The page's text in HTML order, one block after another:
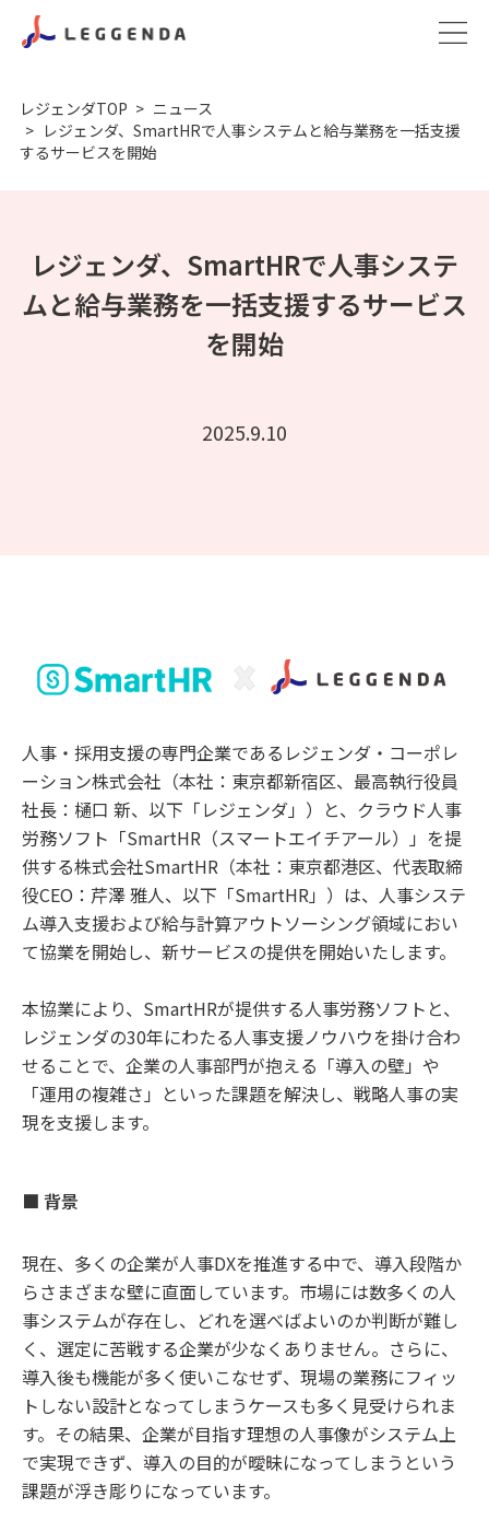
レジェンダTOP
ニュース
レジェンダ、SmartHRで人事システムと給与業務を一括支援
するサービスを開始
レジェンダ、SmartHRで人事システ
ムと給与業務を一括支援するサービス
を開始
2025.9.10
人事・採用支援の専門企業であるレジェンダ・コーポレ
ーション株式会社（本社：東京都新宿区、最高執行役員
社長：樋口 新、以下「レジェンダ」）と、クラウド人事
労務ソフト「SmartHR（スマートエイチアール）」を提
供する株式会社SmartHR（本社：東京都港区、代表取締
役CEO：芹澤 雅人、以下「SmartHR」）は、人事システ
ム導入支援および給与計算アウトソーシング領域におい
て協業を開始し、新サービスの提供を開始いたします。
本協業により、SmartHRが提供する人事労務ソフトと、
レジェンダの30年にわたる人事支援ノウハウを掛け合わ
せることで、企業の人事部門が抱える「導入の壁」や
「運用の複雑さ」といった課題を解決し、戦略人事の実
現を支援します。
■ 背景
現在、多くの企業が人事DXを推進する中で、導入段階か
らさまざまな壁に直面しています。市場には数多くの人
事システムが存在し、どれを選べばよいのか判断が難し
く、選定に苦戦する企業が少なくありません。さらに、
導入後も機能が多く使いこなせず、現場の業務にフィッ
トしない設計となってしまうケースも多く見受けられま
す。その結果、企業が目指す理想の人事像がシステム上
で実現できず、導入の目的が曖昧になってしまうという
課題が浮き彫りになっています。